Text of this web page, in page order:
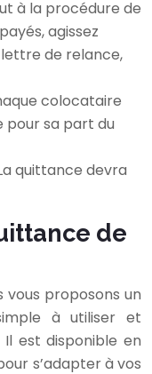
à la procédure de
agissez
de relance,
colocataire
pour sa part du
quittance devra
de
vous proposons un
à utiliser et
est disponible en
s’adapter à vos